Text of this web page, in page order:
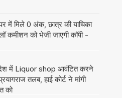
मिले 0 अंक, छात्र की याचिका
कमीशन को भेजी जाएगी कॉपी -
में Liquor shop आवंटित करने
तलब, हाई कोर्ट ने मांगी
को